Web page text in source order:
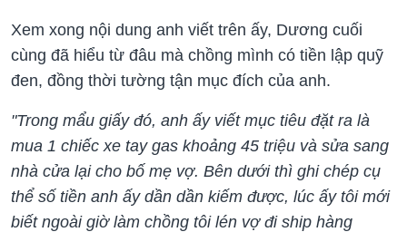
Xem xong nội dung anh viết trên ấy, Dương cuối
cùng đã hiểu từ đâu mà chồng mình có tiền lập quỹ
đen, đồng thời tường tận mục đích của anh.
"Trong mẩu giấy đó, anh ấy viết mục tiêu đặt ra là
mua 1 chiếc xe tay gas khoảng 45 triệu và sửa sang
nhà cửa lại cho bố mẹ vợ. Bên dưới thì ghi chép cụ
thể số tiền anh ấy dần dần kiếm được, lúc ấy tôi mới
biết ngoài giờ làm chồng tôi lén vợ đi ship hàng